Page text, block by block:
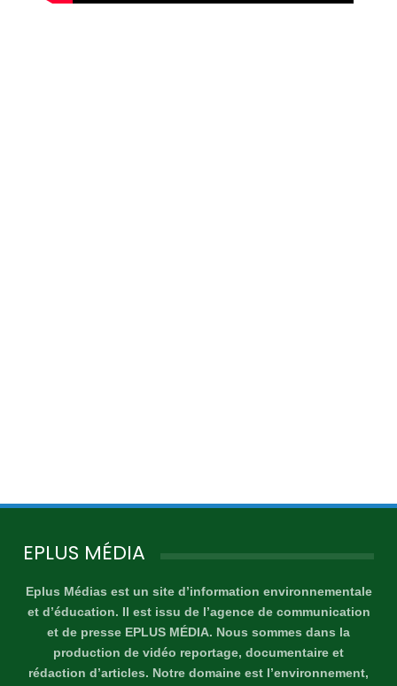
EPLUS MÉDIA
Eplus Médias est un site d’information environnementale
et d’éducation. Il est issu de l’agence de communication
et de presse EPLUS MÉDIA. Nous sommes dans la
production de vidéo reportage, documentaire et
rédaction d’articles. Notre domaine est l’environnement,